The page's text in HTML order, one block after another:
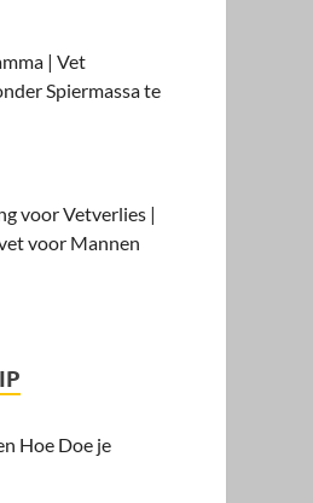
| Vet
Spiermassa te
voor Vetverlies |
voor Mannen
Hoe Doe je